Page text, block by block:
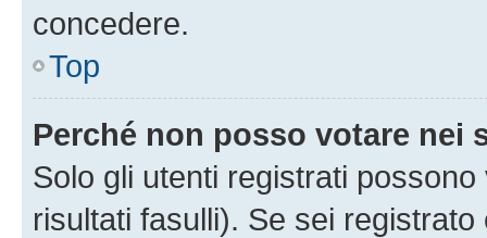
concedere.
Top
Perché non posso votare nei
Solo gli utenti registrati
risultati fasulli). Se sei